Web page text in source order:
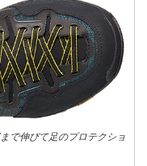
で伸びて足のプロテクショ